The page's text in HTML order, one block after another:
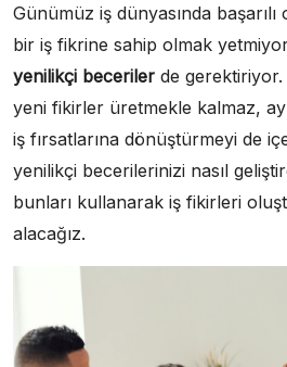
Günümüz iş dünyasında
bir iş fikrine sahip olmak
yenilikçi beceriler de gerektiriyor.
yeni fikirler üretmekle kalmaz,
iş fırsatlarına dönüştürmeyi de
yenilikçi becerilerinizi nasıl
bunları kullanarak iş fikirleri
alacağız.